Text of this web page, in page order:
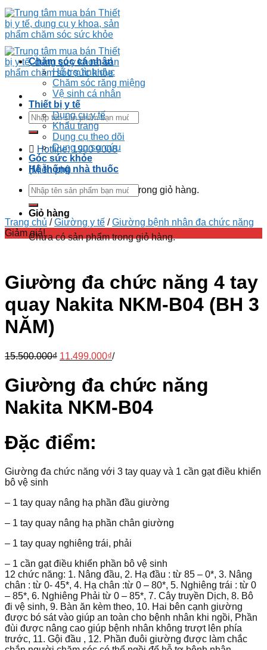
Hotline: 1900 9008
(Miễn phí)
Chưa có sản phẩm trong giỏ hàng.
Giỏ hàng
Chưa có sản phẩm trong giỏ hàng.
Chăm sóc cá nhân
Hỗ trợ tình dục
Chăm sóc răng miệng
Vệ sinh cá nhân
Thiết bị y tế
Dụng cụ y tế
Khẩu trang
Dụng cụ theo dõi
Dụng cụ sơ cứu
Góc sức khỏe
Hệ thống nhà thuốc
Trang chủ / Giường y tế / Giường bệnh nhân đa chức năng
Giảm giá!
Giường đa chức năng 4 tay
quay Nakita NKM-B04 (BH 3
NĂM)
15.500.000₫ 11.499.000₫/
Giường đa chức năng
Nakita NKM-B04
Đặc điểm:
Giường đa chức năng với 3 tay quay và 1 cần gạt điều khiển
bô vệ sinh
– 1 tay quay nâng hạ phần đầu giường
– 1 tay quay nâng hạ phần chân giường
– 1 tay quay nghiêng trái, phải
– 1 cần gạt điều khiển phần bô vệ sinh
12 chức năng: 1. Nâng đầu, 2. Hạ đầu : từ 85 – 0*, 3. Nâng
chân : từ 0- 45*, 4. Hạ chân :từ 0 – 80*, 5. Nghiêng trái : từ 0
– 85*, 6. Nghiêng Phải từ 0 – 85*, 7. Cây truyền Dịch, 8. Bô
đi vệ sinh, 9. Bàn ăn kèm theo, 10. Hai bên cạnh giường
được bó sát vào giúp an toàn cho bệnh nhân khi ngồi, Phần
đùi được nâng cao giúp bệnh nhân không trượt lên phía
trước, 11. Gội đầu , 12. Phần đuôi giường được làm chắc